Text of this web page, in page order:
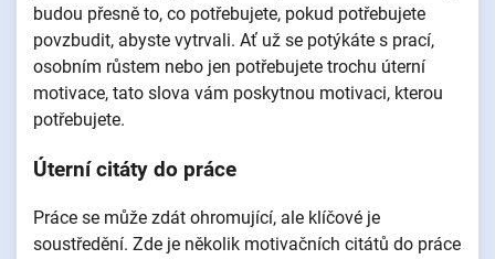
budou přesně to, co potřebujete, pokud potřebujete
povzbudit, abyste vytrvali. Ať už se potýkáte s prací,
osobním růstem nebo jen potřebujete trochu úterní
motivace, tato slova vám poskytnou motivaci, kterou
potřebujete.
Úterní citáty do práce
Práce se může zdát ohromující, ale klíčové je
soustředění. Zde je několik motivačních citátů do práce